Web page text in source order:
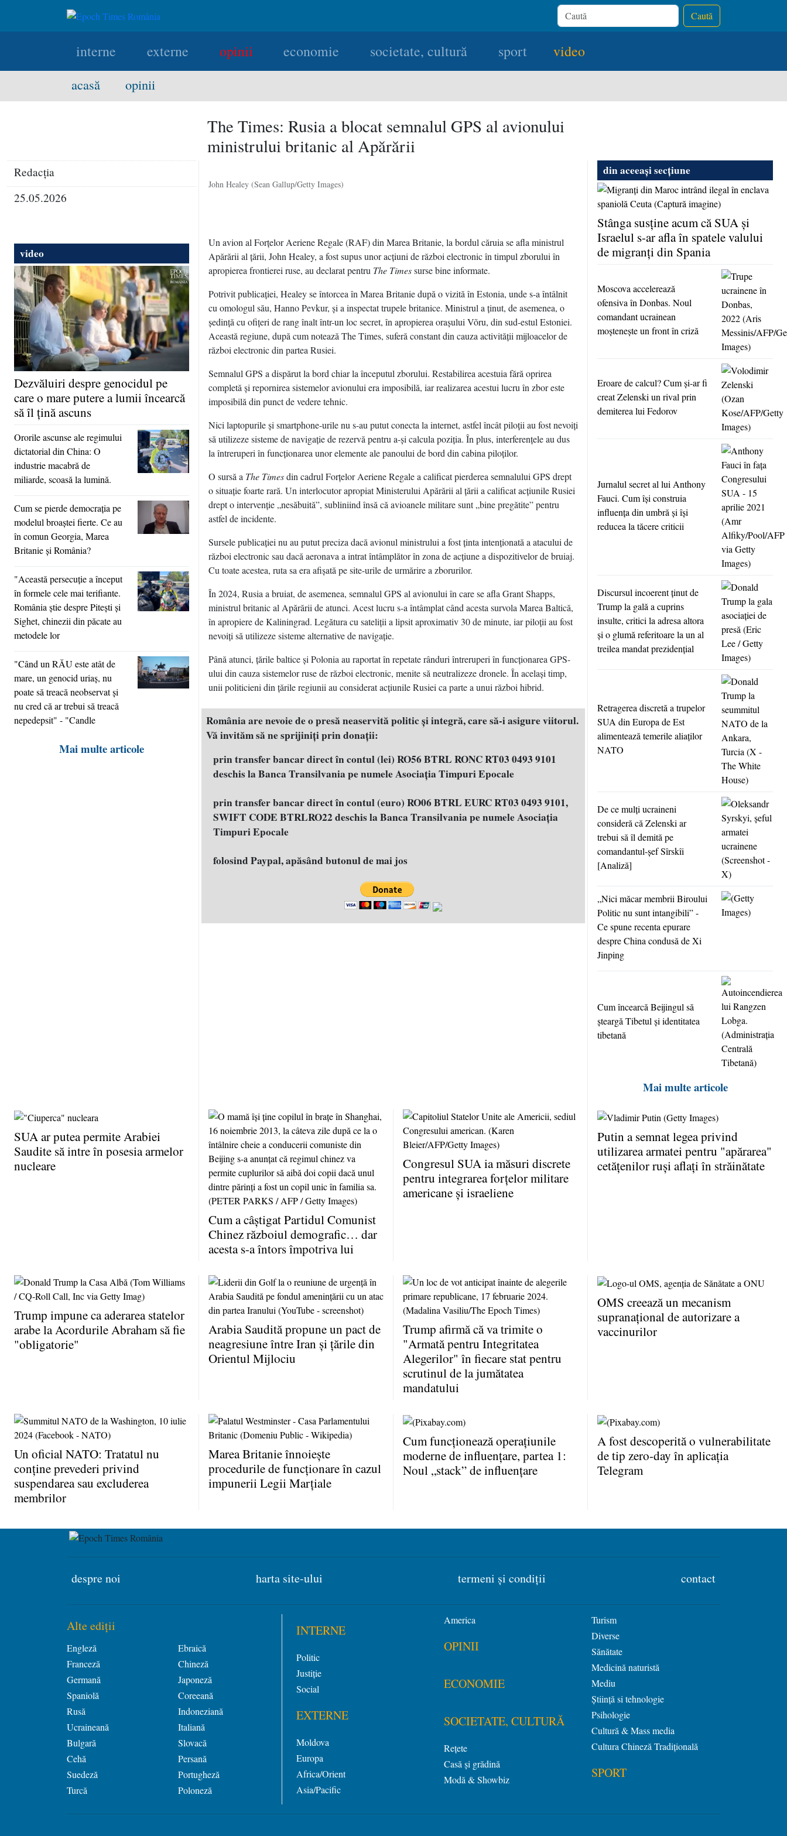
Caută
interne externe opinii economie societate, cultură sport video
acasă opinii
The Times: Rusia a blocat semnalul GPS al avionului
ministrului britanic al Apărării
Redacţia
25.05.2026
video
Dezvăluiri despre genocidul pe
care o mare putere a lumii încearcă
să îl ţină ascuns
Ororile ascunse ale regimului
dictatorial din China: O
industrie macabră de
miliarde, scoasă la lumină.
Cum se pierde democraţia pe
modelul broaştei fierte. Ce au
în comun Georgia, Marea
Britanie şi România?
"Această persecuţie a început
în formele cele mai terifiante.
România ştie despre Piteşti şi
Sighet, chinezii din păcate au
metodele lor
"Când un RĂU este atât de
mare, un genocid uriaş, nu
poate să treacă neobservat şi
nu cred că ar trebui să treacă
nepedepsit" - "Candle
Mai multe articole
John Healey (Sean Gallup/Getty Images)
Un avion al Forţelor Aeriene Regale (RAF) din Marea Britanie, la bordul căruia se afla ministrul
Apărării al ţării, John Healey, a fost supus unor acţiuni de război electronic în timpul zborului în
apropierea frontierei ruse, au declarat pentru The Timessurse bine informate.
Potrivit publicaţiei, Healey se întorcea în Marea Britanie după o vizită în Estonia, unde s-a întâlnit
cu omologul său, Hanno Pevkur, şi a inspectat trupele britanice. Ministrul a ţinut, de asemenea, o
şedinţă cu ofiţeri de rang înalt într-un loc secret, în apropierea oraşului Võru, din sud-estul Estoniei.
Această regiune, după cum notează The Times, suferă constant din cauza activităţii mijloacelor de
război electronic din partea Rusiei.
Semnalul GPS a dispărut la bord chiar la începutul zborului. Restabilirea acestuia fără oprirea
completă şi repornirea sistemelor avionului era imposibilă, iar realizarea acestui lucru în zbor este
imposibilă din punct de vedere tehnic.
Nici laptopurile şi smartphone-urile nu s-au putut conecta la internet, astfel încât piloţii au fost nevoiţi
să utilizeze sisteme de navigaţie de rezervă pentru a-şi calcula poziţia. În plus, interferenţele au dus
la întreruperi în funcţionarea unor elemente ale panoului de bord din cabina piloţilor.
O sursă a The Timesdin cadrul Forţelor Aeriene Regale a calificat pierderea semnalului GPS drept
o situaţie foarte rară. Un interlocutor apropiat Ministerului Apărării al ţării a calificat acţiunile Rusiei
drept o intervenţie „nesăbuită”, subliniind însă că avioanele militare sunt „bine pregătite” pentru
astfel de incidente.
Sursele publicaţiei nu au putut preciza dacă avionul ministrului a fost ţinta intenţionată a atacului de
război electronic sau dacă aeronava a intrat întâmplător în zona de acţiune a dispozitivelor de bruiaj.
Cu toate acestea, ruta sa era afişată pe site-urile de urmărire a zborurilor.
În 2024, Rusia a bruiat, de asemenea, semnalul GPS al avionului în care se afla Grant Shapps,
ministrul britanic al Apărării de atunci. Acest lucru s-a întâmplat când acesta survola Marea Baltică,
în apropiere de Kaliningrad. Legătura cu sateliţii a lipsit aproximativ 30 de minute, iar piloţii au fost
nevoiţi să utilizeze sisteme alternative de navigaţie.
Până atunci, ţările baltice şi Polonia au raportat în repetate rânduri întreruperi în funcţionarea GPS-
ului din cauza sistemelor ruse de război electronic, menite să neutralizeze dronele. În acelaşi timp,
unii politicieni din ţările regiunii au considerat acţiunile Rusiei ca parte a unui război hibrid.
România are nevoie de o presă neaservită politic şi integră, care să-i asigure viitorul.
Vă invităm să ne sprijiniţi prin donaţii:
prin transfer bancar direct în contul (lei) RO56 BTRL RONC RT03 0493 9101
deschis la Banca Transilvania pe numele Asociația Timpuri Epocale
prin transfer bancar direct în contul (euro) RO06 BTRL EURC RT03 0493 9101,
SWIFT CODE BTRLRO22 deschis la Banca Transilvania pe numele Asociația
Timpuri Epocale
folosind Paypal, apăsând butonul de mai jos
din aceeași secțiune
Stânga susţine acum că SUA şi
Israelul s-ar afla în spatele valului
de migranţi din Spania
Moscova accelerează
ofensiva în Donbas. Noul
comandant ucrainean
moşteneşte un front în criză
Eroare de calcul? Cum şi-ar fi
creat Zelenski un rival prin
demiterea lui Fedorov
Jurnalul secret al lui Anthony
Fauci. Cum îşi construia
influenţa din umbră şi îşi
reducea la tăcere criticii
Discursul incoerent ţinut de
Trump la gală a cuprins
insulte, critici la adresa altora
şi o glumă referitoare la un al
treilea mandat prezidenţial
Retragerea discretă a trupelor
SUA din Europa de Est
alimentează temerile aliaţilor
NATO
De ce mulţi ucraineni
consideră că Zelenski ar
trebui să îl demită pe
comandantul-şef Sîrskîi
[Analiză]
„Nici măcar membrii Biroului
Politic nu sunt intangibili” -
Ce spune recenta epurare
despre China condusă de Xi
Jinping
Cum încearcă Beijingul să
şteargă Tibetul şi identitatea
tibetană
Mai multe articole
SUA ar putea permite Arabiei
Saudite să intre în posesia armelor
nucleare
Cum a câştigat Partidul Comunist
Chinez războiul demografic… dar
acesta s-a întors împotriva lui
Congresul SUA ia măsuri discrete
pentru integrarea forţelor militare
americane şi israeliene
Putin a semnat legea privind
utilizarea armatei pentru "apărarea"
cetăţenilor ruşi aflaţi în străinătate
Trump impune ca aderarea statelor
arabe la Acordurile Abraham să fie
"obligatorie"
Arabia Saudită propune un pact de
neagresiune între Iran şi ţările din
Orientul Mijlociu
Trump afirmă că va trimite o
"Armată pentru Integritatea
Alegerilor" în fiecare stat pentru
scrutinul de la jumătatea
mandatului
OMS creează un mecanism
supranaţional de autorizare a
vaccinurilor
Un oficial NATO: Tratatul nu
conţine prevederi privind
suspendarea sau excluderea
membrilor
Marea Britanie înnoieşte
procedurile de funcţionare în cazul
impunerii Legii Marţiale
Cum funcţionează operaţiunile
moderne de influenţare, partea 1:
Noul „stack” de influenţare
A fost descoperită o vulnerabilitate
de tip zero-day în aplicaţia
Telegram
despre noi harta site-ului termeni și condiții contact
Alte ediții
Engleză
Ebraică
Franceză
Chineză
Germană
Japoneză
Spaniolă
Coreeană
Rusă
Indoneziană
Ucraineană
Italiană
Bulgară
Slovacă
Cehă
Persană
Suedeză
Portugheză
Turcă
Poloneză
INTERNE
Politic
Justiție
Social
EXTERNE
Moldova
Europa
Africa/Orient
Asia/Pacific
America
OPINII
ECONOMIE
SOCIETATE, CULTURĂ
Rețete
Casă și grădină
Modă & Showbiz
Turism
Diverse
Sănătate
Medicină naturistă
Mediu
Știință si tehnologie
Psihologie
Cultură & Mass media
Cultura Chineză Tradiţională
SPORT